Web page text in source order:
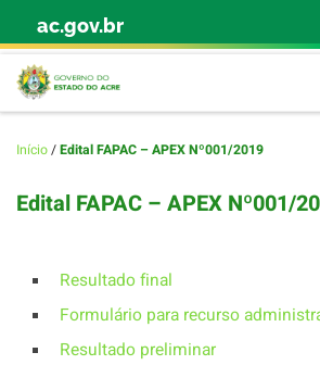
Skip to content
ac.gov.br
Início/Edital FAPAC – APEX Nº001/2019
Edital FAPAC – APEX Nº001/
Resultado final
Formulário para recurso
Resultado preliminar